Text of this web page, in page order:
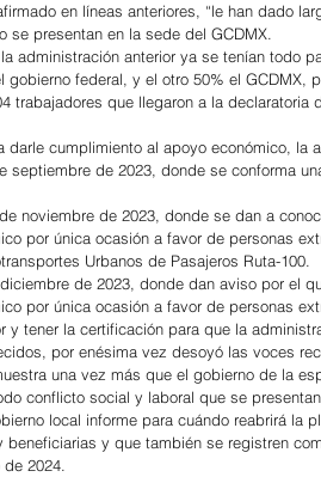
en líneas anteriores, “le han dado
se presentan en la sede del GCDMX.
administración anterior ya se tenían todo
gobierno federal, y el otro 50% el GCDMX,
trabajadores que llegaron a la
darle cumplimiento al apoyo económico, la
septiembre de 2023, donde se conforma
noviembre de 2023, donde se dan a
por única ocasión a favor de personas
Urbanos de Pasajeros Ruta-100.
de 2023, donde dan aviso por el
por única ocasión a favor de personas
y tener la certificación para que la
por enésima vez desoyó las voces
una vez más que el gobierno de la
conflicto social y laboral que se
local informe para cuándo reabrirá la
beneficiarias y que también se registren
de 2024.